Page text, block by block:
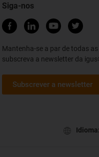
Siga-nos
Mantenha-se a par de todas
subscreva a newsletter da
Subscrever a newsletter
Idioma: